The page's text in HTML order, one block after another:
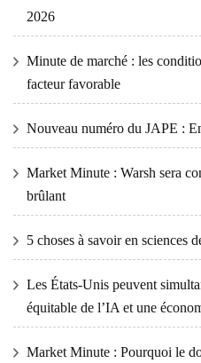
2026
Minute de marché : les
facteur favorable
Nouveau numéro du JAPE :
Market Minute : Warsh sera
brûlant
5 choses à savoir en sciences
Les États-Unis peuvent
équitable de l’IA et une
Market Minute : Pourquoi le